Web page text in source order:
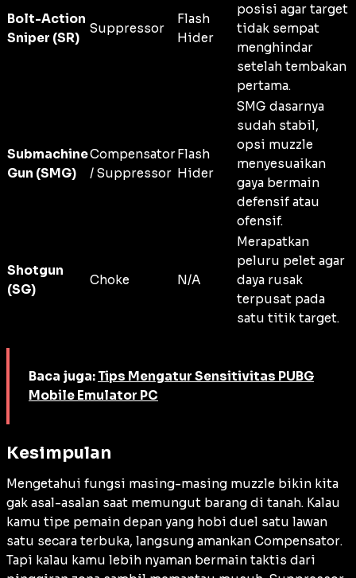
Bolt-Action
Sniper (SR)
Suppressor
Flash
Hider
posisi agar target
tidak sempat
menghindar
setelah tembakan
pertama.
Submachine
Gun (SMG)
Compensator
/ Suppressor
Flash
Hider
SMG dasarnya
sudah stabil,
opsi muzzle
menyesuaikan
gaya bermain
defensif atau
ofensif.
Shotgun
(SG)
Choke N/A
Merapatkan
peluru pelet agar
daya rusak
terpusat pada
satu titik target.
Baca juga: Tips Mengatur Sensitivitas PUBG
Mobile Emulator PC
Kesimpulan
Mengetahui fungsi masing-masing muzzle bikin kita
gak asal-asalan saat memungut barang di tanah. Kalau
kamu tipe pemain depan yang hobi duel satu lawan
satu secara terbuka, langsung amankan Compensator.
Tapi kalau kamu lebih nyaman bermain taktis dari